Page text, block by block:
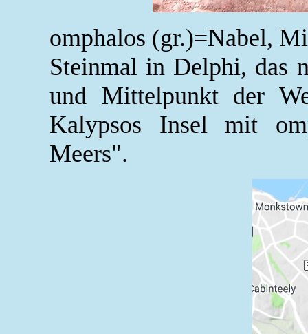
omphalos (gr.)=Nabel,
Steinmal in Delphi, das
und Mittelpunkt der
Kalypsos Insel mit
Meers".